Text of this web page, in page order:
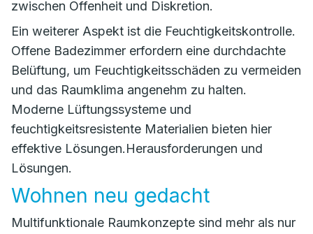
zwischen Offenheit und Diskretion.
Ein weiterer Aspekt ist die Feuchtigkeitskontrolle.
Offene Badezimmer erfordern eine durchdachte
Belüftung, um Feuchtigkeitsschäden zu vermeiden
und das Raumklima angenehm zu halten.
Moderne Lüftungssysteme und
feuchtigkeitsresistente Materialien bieten hier
effektive Lösungen.Herausforderungen und
Lösungen.
Wohnen neu gedacht
Multifunktionale Raumkonzepte sind mehr als nur